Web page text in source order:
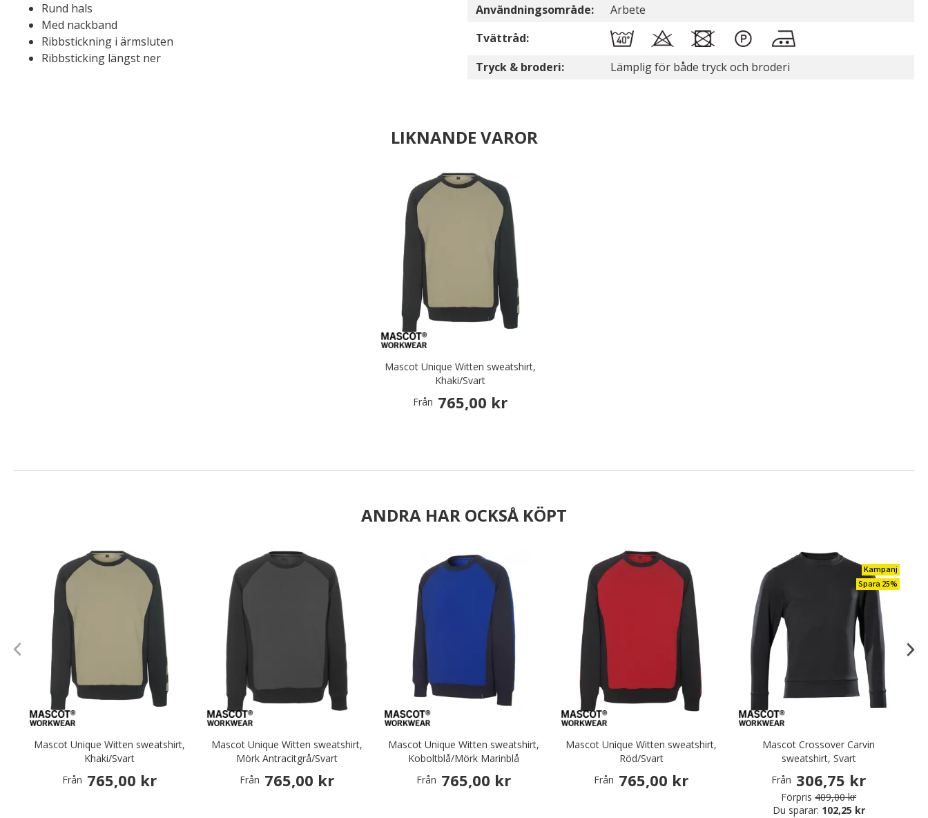
Rund hals
Med nackband
Ribbstickning i ärmsluten
Ribbsticking längst ner
Användningsområde:
Arbete
Tvättråd:
Tryck & broderi:
Lämplig för både tryck och broderi
LIKNANDE VAROR
Mascot Unique Witten sweatshirt,
Khaki/Svart
Från 765,00 kr
ANDRA HAR OCKSÅ KÖPT
Mascot Unique Witten sweatshirt,
Khaki/Svart
Från 765,00 kr
Mascot Unique Witten sweatshirt,
Mörk Antracitgrå/Svart
Från 765,00 kr
Mascot Unique Witten sweatshirt,
Koboltblå/Mörk Marinblå
Från 765,00 kr
Mascot Unique Witten sweatshirt,
Röd/Svart
Från 765,00 kr
Kampanj
Spara 25%
Mascot Crossover Carvin
sweatshirt, Svart
Från 306,75 kr
Förpris 409,00 kr
Du sparar: 102,25 kr